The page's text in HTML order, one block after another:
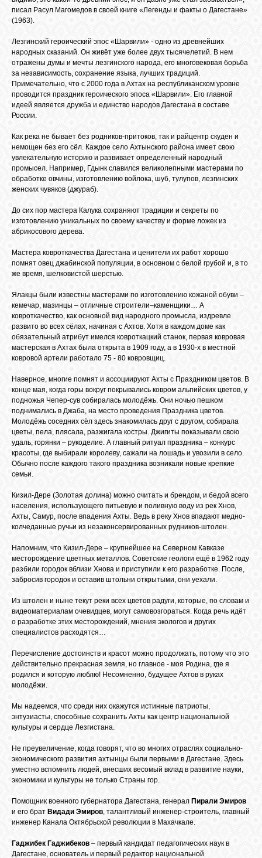
писал Расул Магомедов в своей книге «Легенды и факты о Дагестане»
(1963).
Лезгинский героический эпос «Шарвили» - одно из древнейших
народных сказаний. Он живёт уже более двух тысячелетий. В нем
отражены думы и мечты лезгинского народа, его многовековая борьба
за независимость, сохранение языка, лучших традиций.
Примечательно, что с 2000 года в Ахтах на республиканском уровне
проводится праздник героического эпоса «Шарвили». Его главной
идеей является дружба и единство народов Дагестана в составе
России.
Как река не бывает без родников-притоков, так и райцентр скуден и
немощен без его сёл. Каждое село Ахтынского района имеет свою
увлекательную историю и развивает определенный народный
промысел. Например, Гдынк славился великолепными мастерами по
обработке овчины, изготовлению войлока, шуб, тулупов, лезгинских
женских чувяков (джураб).
До сих пор мастера Калука сохраняют традиции и секреты по
изготовлению уникальных по своему качеству и форме ложек из
абрикосового дерева.
Мастера ковроткачества Дагестана и ценители их работ хорошо
помнят овец джабинской популяции, в основном с белой грубой и, в то
же время, шелковистой шерстью.
Ялакцы были известны мастерами по изготовлению кожаной обуви –
кемечар, мазинцы – отличные строители–каменщики… А
ковроткачество, как основной вид народного промысла, издревле
развито во всех сёлах, начиная с Ахтов. Хотя в каждом доме как
обязательный атрибут имелся ковроткацкий станок, первая ковровая
мастерская в Ахтах была открыта в 1909 году, а в 1930-х в местной
ковровой артели работало 75 - 80 ковровщиц.
Наверное, многие помнят и ассоциируют Ахты с Праздником цветов. В
конце мая, когда горы вокруг покрывались ковром альпийских цветов, у
подножья Чепер-сув собиралась молодёжь. Они ночью пешком
поднимались в Джаба, на место проведения Праздника цветов.
Молодёжь соседних сёл здесь знакомилась друг с другом, собирала
цветы, пела, плясала, разжигала костры. Джигиты показывали свою
удаль, горянки – рукоделие. А главный ритуал праздника – конкурс
красоты, где выбирали королеву, сажали на лошадь и увозили в село.
Обычно после каждого такого праздника возникали новые крепкие
семьи.
Кизил-Дере (Золотая долина) можно считать и брендом, и бедой всего
населения, использующего питьевую и поливную воду из рек Хнов,
Ахты, Самур, после впадения Ахты. Ведь в реку Хнов впадают медно-
колчеданные ручьи из незаконсервированных рудников-штолен.
Напомним, что Кизил-Дере – крупнейшее на Северном Кавказе
месторождение цветных металлов. Советские геологи ещё в 1962 году
разбили городок вблизи Хнова и приступили к его разработке. После,
забросив городок и оставив штольни открытыми, они уехали.
Из штолен и ныне текут реки всех цветов радуги, которые, по словам и
видеоматериалам очевидцев, могут самовозгораться. Когда речь идёт
о разработке этих месторождений, мнения экологов и других
специалистов расходятся…
Перечисление достоинств и красот можно продолжать, потому что это
действительно прекрасная земля, но главное - моя Родина, где я
родился и которую люблю! Несомненно, будущее Ахтов в руках
молодёжи.
Мы надеемся, что среди них окажутся истинные патриоты,
энтузиасты, способные сохранить Ахты как центр национальной
культуры и сердце Лезгистана.
Не преувеличение, когда говорят, что во многих отраслях социально-
экономического развития ахтынцы были первыми в Дагестане. Здесь
уместно вспомнить людей, внесших весомый вклад в развитие науки,
экономики и культуры не только Страны гор.
Помощник военного губернатора Дагестана, генерал Пирали Эмиров
и его брат Видади Эмиров , талантливый инженер-строитель, главный
инженер Канала Октябрьской революции в Махачкале.
Гаджибек Гаджибеков – первый кандидат педагогических наук в
Дагестане, основатель и первый редактор национальной